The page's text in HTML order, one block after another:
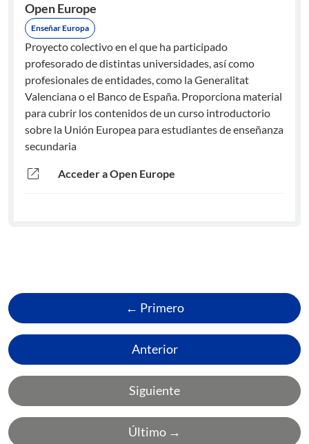
Open Europe
Enseñar Europa
Proyecto colectivo en el que ha participado
profesorado de distintas universidades, así como
profesionales de entidades, como la Generalitat
Valenciana o el Banco de España. Proporciona material
para cubrir los contenidos de un curso introductorio
sobre la Unión Europea para estudiantes de enseñanza
secundaria
open_in_new Acceder a Open Europe
← Primero
Anterior
Siguiente
Último →